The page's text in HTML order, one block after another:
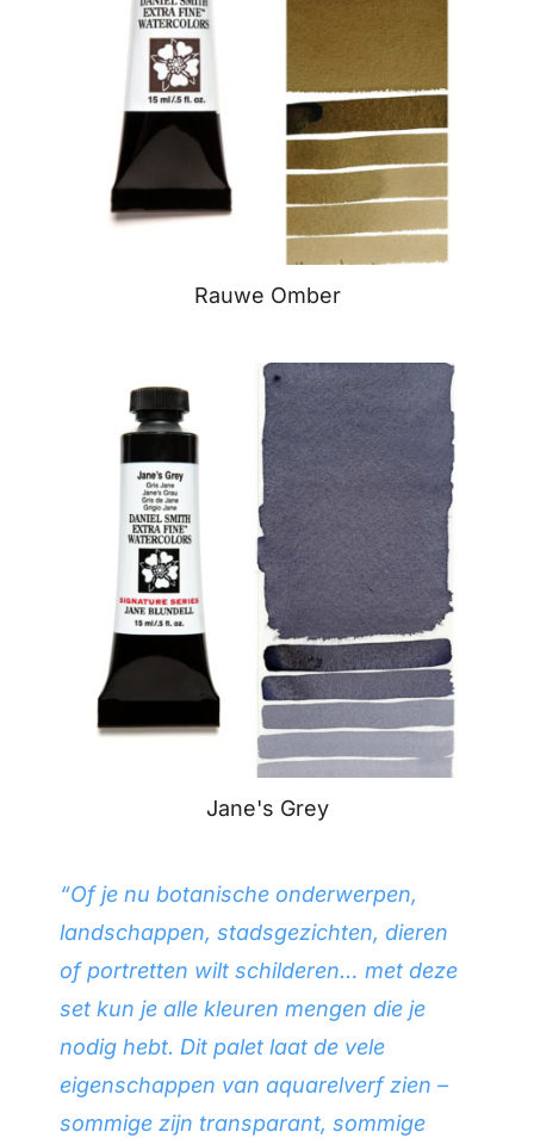
Rauwe Omber
Jane's Grey
“Of je nu botanische onderwerpen,
landschappen, stadsgezichten, dieren
of portretten wilt schilderen… met deze
set kun je alle kleuren mengen die je
nodig hebt. Dit palet laat de vele
eigenschappen van aquarelverf zien –
sommige zijn transparant, sommige